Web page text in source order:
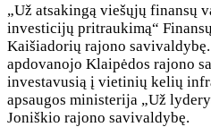
„Už atsakingą viešųjų finansų
investicijų pritraukimą“
Kaišiadorių rajono
apdovanojo Klaipėdos rajono
investavusią į vietinių kelių
apsaugos ministerija „Už
Joniškio rajono savivaldybę.